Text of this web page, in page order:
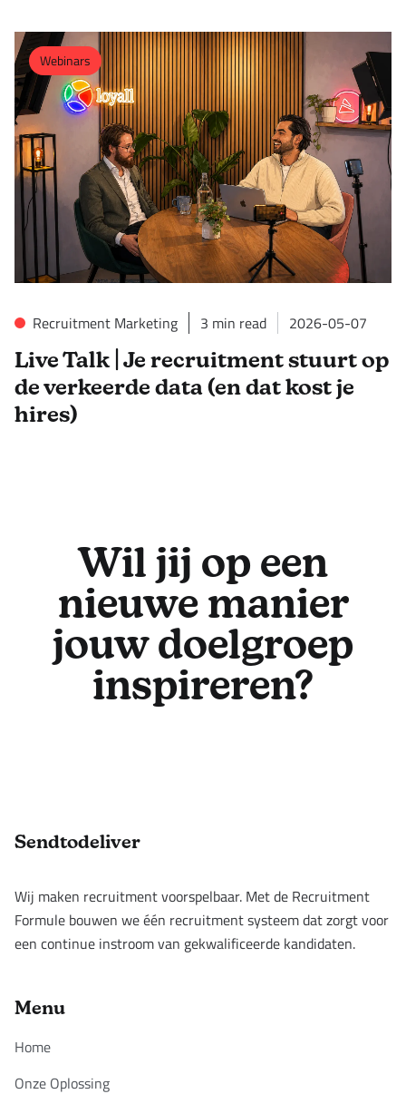
Webinars
Recruitment Marketing 3 min read 2026-05-07
Live Talk | Je recruitment stuurt op
de verkeerde data (en dat kost je
hires)
Wil jij op een
nieuwe manier
jouw doelgroep
inspireren?
Footer
Sendtodeliver
Wij maken recruitment voorspelbaar. Met de Recruitment
Formule bouwen we één recruitment systeem dat zorgt voor
een continue instroom van gekwalificeerde kandidaten.
Menu
Home
Onze Oplossing